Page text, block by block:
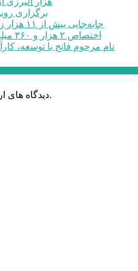
برگزاری
جابه‌جایی بیش از ۱۱ هزار زائر اربعین از پایانه شهید کلانتری کرج به مرزهای ...
اختصاص ۲ هزار و ۳۶۰ میلیارد ریال برای تصفیه خانه فاضلاب صنعتی در البرز
نام مرحوم فاتح با توسعه،
دیدگاه های ارسال شده توسط شما، پس از تایید توسط خبرگزاری الف در وب منتشر خواهد شد.